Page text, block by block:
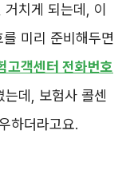
치게 되는데, 이
미리 준비해두면
고객센터 전화번호
는데, 보험사 콜센
하더라고요.